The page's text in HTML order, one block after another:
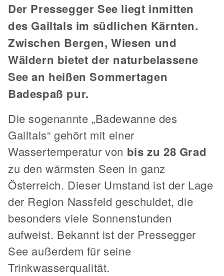
Der Pressegger See liegt inmitten
des Gailtals im südlichen Kärnten.
Zwischen Bergen, Wiesen und
Wäldern bietet der naturbelassene
See an heißen Sommertagen
Badespaß pur.
Die sogenannte „Badewanne des
Gailtals“ gehört mit einer
Wassertemperatur von bis zu 28 Grad
zu den wärmsten Seen in ganz
Österreich. Dieser Umstand ist der Lage
der Region Nassfeld geschuldet, die
besonders viele Sonnenstunden
aufweist. Bekannt ist der Pressegger
See außerdem für seine
Trinkwasserqualität.